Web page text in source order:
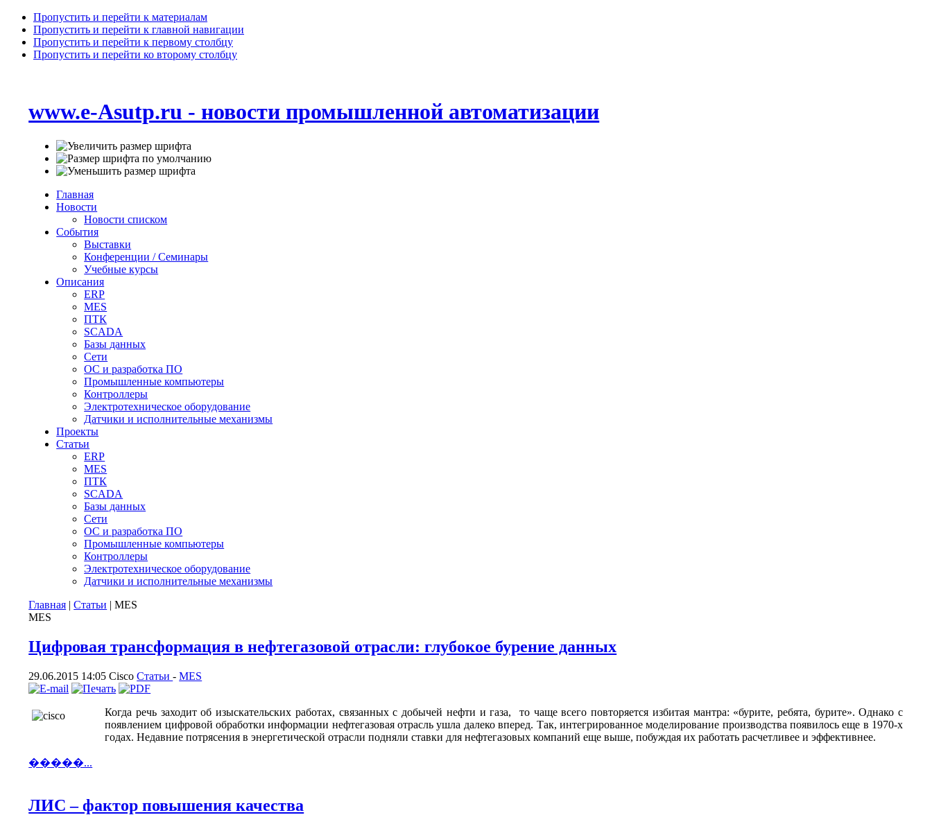
Пропустить и перейти к материалам
Пропустить и перейти к главной навигации
Пропустить и перейти к первому столбцу
Пропустить и перейти ко второму столбцу
www.e-Asutp.ru - новости промышленной автоматизации
Главная
Новости
Новости списком
События
Выставки
Конференции / Семинары
Учебные курсы
Описания
ERP
MES
ПТК
SCADA
Базы данных
Сети
ОС и разработка ПО
Промышленные компьютеры
Контроллеры
Электротехническое оборудование
Датчики и исполнительные механизмы
Проекты
Статьи
ERP
MES
ПТК
SCADA
Базы данных
Сети
ОС и разработка ПО
Промышленные компьютеры
Контроллеры
Электротехническое оборудование
Датчики и исполнительные механизмы
Главная |Статьи | MES
MES
Цифровая трансформация в нефтегазовой отрасли: глубокое бурение данных
29.06.2015 14:05CiscoСтатьи-MES
Когда речь заходит об изыскательских работах, связанных с добычей нефти и газа, то чаще всего повторяется избитая мантра: «бурите, ребята, бурите». Однако с
появлением цифровой обработки информации нефтегазовая отрасль ушла далеко вперед. Так, интегрированное моделирование производства появилось еще в 1970-х
годах. Недавние потрясения в энергетической отрасли подняли ставки для нефтегазовых компаний еще выше, побуждая их работать расчетливее и эффективнее.
�����...
ЛИС – фактор повышения качества